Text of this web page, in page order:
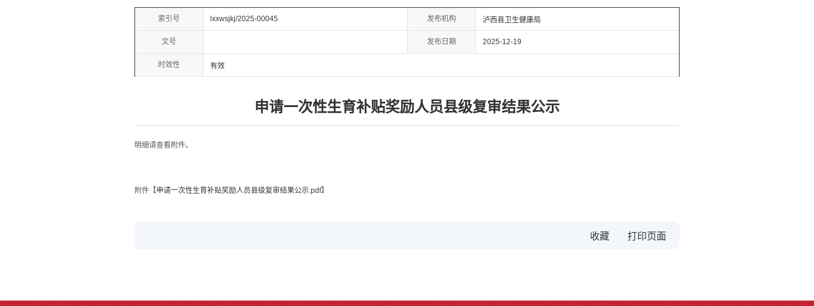
索引号 lxxwsjkj/2025-00045 发布机构 泸西县卫生健康局
文号 发布日期 2025-12-19
时效性 有效
申请一次性生育补贴奖励人员县级复审结果公示
明细请查看附件。
附件【申请一次性生育补贴奖励人员县级复审结果公示.pdf】
收藏